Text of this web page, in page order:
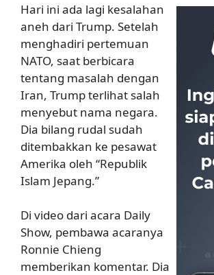
Hari ini ada lagi kesalahan
aneh dari Trump. Setelah
menghadiri pertemuan
NATO, saat berbicara
tentang masalah dengan
Iran, Trump terlihat salah
menyebut nama negara.
Dia bilang rudal sudah
ditembakkan ke pesawat
Amerika oleh “Republik
Islam Jepang.”
Di video dari acara Daily
Show, pembawa acaranya
Ronnie Chieng
memberikan komentar. Dia